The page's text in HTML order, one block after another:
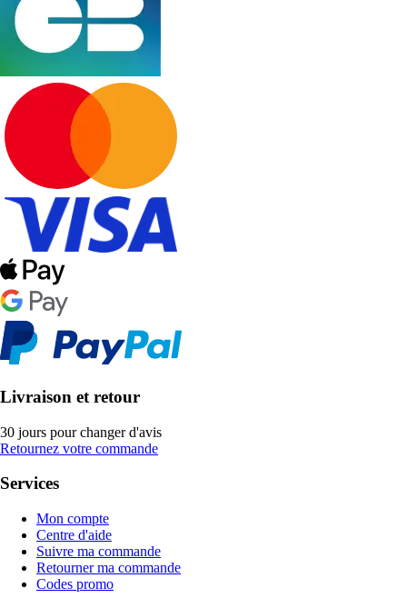
Livraison et retour
30 jours pour changer d'avis
Retournez votre commande
Services
Mon compte
Centre d'aide
Suivre ma commande
Retourner ma commande
Codes promo